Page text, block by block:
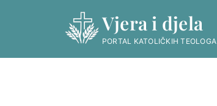
Vjera i djela
PORTAL KATOLIČKIH TEOLOGA